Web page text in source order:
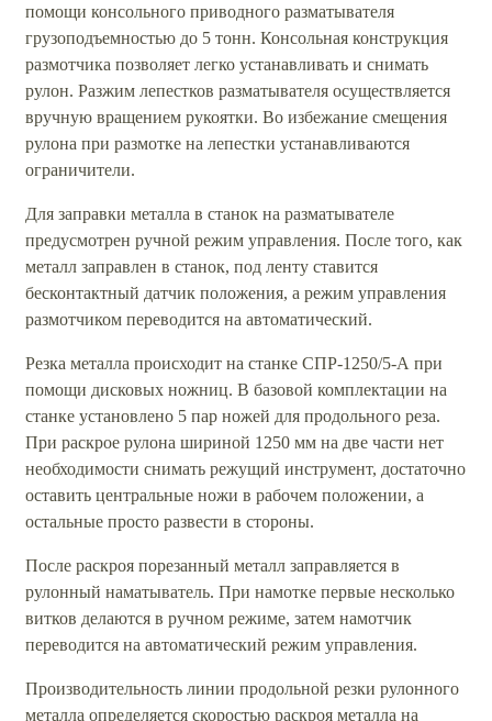
помощи консольного приводного разматывателя
грузоподъемностью до 5 тонн. Консольная конструкция
размотчика позволяет легко устанавливать и снимать
рулон. Разжим лепестков разматывателя осуществляется
вручную вращением рукоятки. Во избежание смещения
рулона при размотке на лепестки устанавливаются
ограничители.
Для заправки металла в станок на разматывателе
предусмотрен ручной режим управления. После того, как
металл заправлен в станок, под ленту ставится
бесконтактный датчик положения, а режим управления
размотчиком переводится на автоматический.
Резка металла происходит на станке СПР-1250/5-А при
помощи дисковых ножниц. В базовой комплектации на
станке установлено 5 пар ножей для продольного реза.
При раскрое рулона шириной 1250 мм на две части нет
необходимости снимать режущий инструмент, достаточно
оставить центральные ножи в рабочем положении, а
остальные просто развести в стороны.
После раскроя порезанный металл заправляется в
рулонный наматыватель. При намотке первые несколько
витков делаются в ручном режиме, затем намотчик
переводится на автоматический режим управления.
Производительность линии продольной резки рулонного
металла определяется скоростью раскроя металла на